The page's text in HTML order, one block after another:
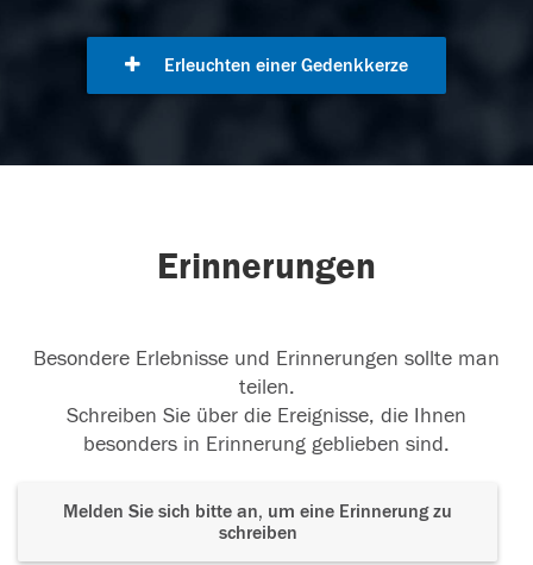
Erleuchten einer Gedenkkerze
Erinnerungen
Besondere Erlebnisse und Erinnerungen sollte man
teilen.
Schreiben Sie über die Ereignisse, die Ihnen
besonders in Erinnerung geblieben sind.
Melden Sie sich bitte an, um eine Erinnerung zu
schreiben